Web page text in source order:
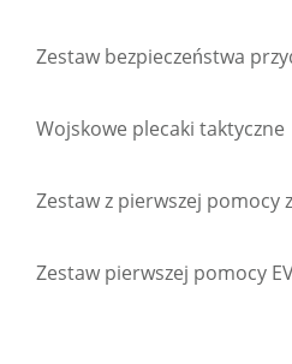
Zestaw bezpieczeństwa
Wojskowe plecaki taktyczne
Zestaw z pierwszej pomocy
Zestaw pierwszej pomocy